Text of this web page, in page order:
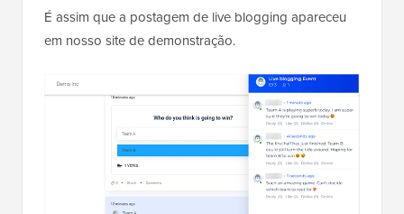
É assim que a postagem de live blogging apareceu
em nosso site de demonstração.